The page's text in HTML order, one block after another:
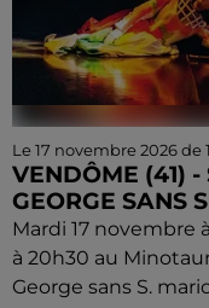
Le 17 novembre 2026 de
VENDÔME (41) -
GEORGE SANS S
Mardi 17 novembre
à 20h30 au
George sans S.